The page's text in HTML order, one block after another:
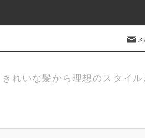
きれいな髪から理想のスタイ